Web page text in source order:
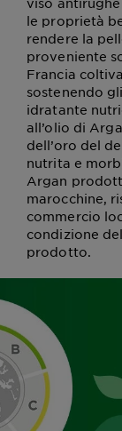
le proprietà
rendere la
proveniente
Francia
sostenendo
idratante
all’olio di
dell’oro del
nutrita e
Argan
marocchine,
commercio
condizione
prodotto.